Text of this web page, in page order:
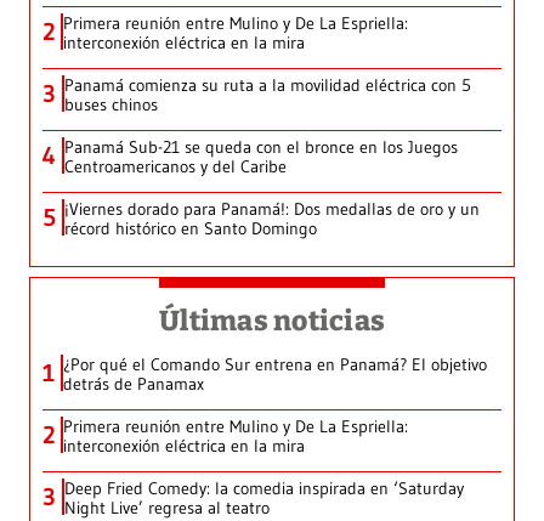
2 Primera reunión entre Mulino y De La Espriella:
interconexión eléctrica en la mira
3 Panamá comienza su ruta a la movilidad eléctrica con 5
buses chinos
4 Panamá Sub-21 se queda con el bronce en los Juegos
Centroamericanos y del Caribe
5 ¡Viernes dorado para Panamá!: Dos medallas de oro y un
récord histórico en Santo Domingo
Últimas noticias
1 ¿Por qué el Comando Sur entrena en Panamá? El objetivo
detrás de Panamax
2 Primera reunión entre Mulino y De La Espriella:
interconexión eléctrica en la mira
3 Deep Fried Comedy: la comedia inspirada en ‘Saturday
Night Live’ regresa al teatro